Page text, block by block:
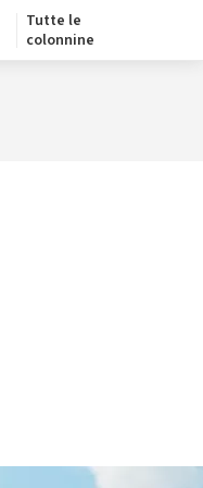
Tutte le
colonnine